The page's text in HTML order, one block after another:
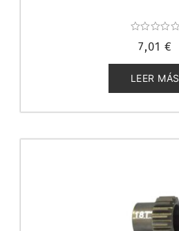
con
de
5
7,01 €
LEER MÁS